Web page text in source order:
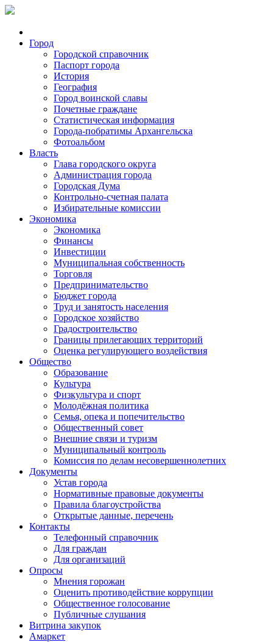
Город
Городской справочник
Паспорт города
История
География
Город воинской славы
Почетные граждане
Статистическая информация
Города-побратимы Архангельска
Фотоальбом
Власть
Глава городского округа
Администрация города
Городская Дума
Контрольно-счетная палата
Избирательные комиссии
Экономика
Экономика
Финансы
Инвестиции
Муниципальная собственность
Торговля
Предпринимательство
Бюджет города
Труд и занятость населения
Городское хозяйство
Градостроительство
Границы прилегающих территорий
Оценка регулирующего воздействия
Общество
Образование
Культура
Физкультура и спорт
Молодёжная политика
Семья, опека и попечительство
Общественный совет
Внешние связи и туризм
Муниципальный контроль
Комиссия по делам несовершеннолетних
Документы
Устав города
Нормативные правовые документы
Правила благоустройства
Открытые данные, перечень
Контакты
Телефонный справочник
Для граждан
Для организаций
Опросы
Мнения горожан
Оценить противодействие коррупции
Общественное голосование
Публичные слушания
Витрина закупок
Амаркет